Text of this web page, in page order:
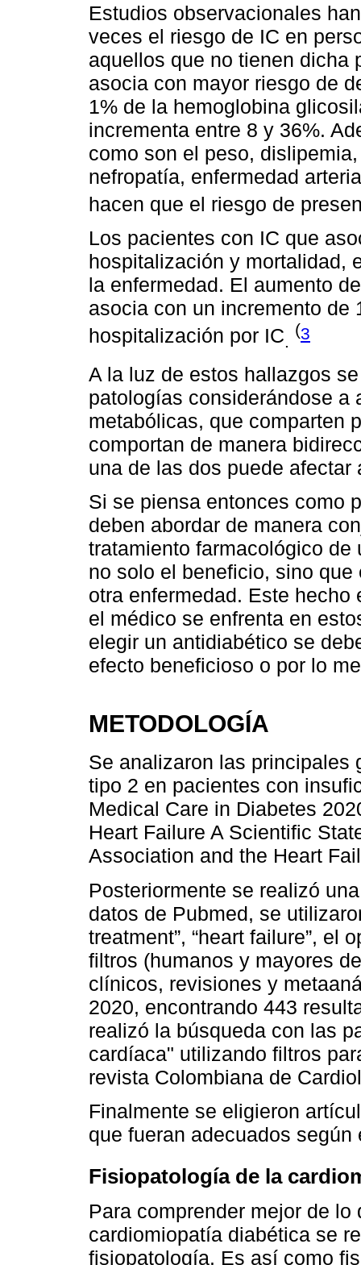
Estudios observacionales
veces el riesgo de IC en
aquellos que no tienen dicha
asocia con mayor riesgo de
1% de la hemoglobina
incrementa entre 8 y 36%.
como son el peso,
nefropatía, enfermedad
hacen que el riesgo de
Los pacientes con IC que
hospitalización y mortalidad,
la enfermedad. El aumento
asocia con un incremento de
hospitalización por IC.
(3
A la luz de estos hallazgos
patologías considerándose a
metabólicas, que comparten
comportan de manera
una de las dos puede afectar
Si se piensa entonces como
deben abordar de manera
tratamiento farmacológico
no solo el beneficio, sino
otra enfermedad. Este
el médico se enfrenta en
elegir un antidiabético se
efecto beneficioso o por lo
METODOLOGÍA
Se analizaron las principales
tipo 2 en pacientes con
Medical Care in Diabetes
Heart Failure A Scientific
Association and the Heart
Posteriormente se realizó
datos de Pubmed, se
treatment”, “heart failure”, el
filtros (humanos y mayores
clínicos, revisiones y
2020, encontrando 443
realizó la búsqueda con las
cardíaca" utilizando filtros
revista Colombiana de
Finalmente se eligieron
que fueran adecuados
Fisiopatología de la
Para comprender mejor de
cardiomiopatía diabética se
fisiopatología. Es así como